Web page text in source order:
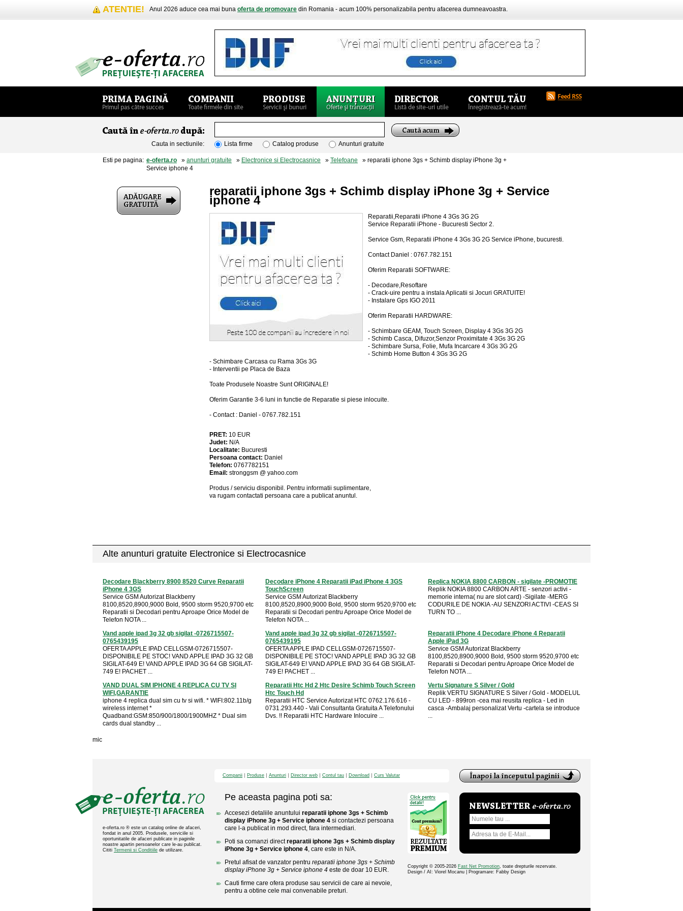
ATENTIE! Anul 2026 aduce cea mai buna oferta de promovare din Romania - acum 100% personalizabila pentru afacerea dumneavoastra.
Cauta in sectiunile: Lista firme Catalog produse Anunturi gratuite
Esti pe pagina: e-oferta.ro » anunturi gratuite » Electronice si Electrocasnice » Telefoane » reparatii iphone 3gs + Schimb display iPhone 3g +
Service iphone 4
reparatii iphone 3gs + Schimb display iPhone 3g + Service
iphone 4
Reparatii,Reparatii iPhone 4 3Gs 3G 2G
Service Reparatii iPhone - Bucuresti Sector 2.
Service Gsm, Reparatii iPhone 4 3Gs 3G 2G Service iPhone, bucuresti.
Contact Daniel : 0767.782.151
Oferim Reparatii SOFTWARE:
- Decodare,Resoftare
- Crack-uire pentru a instala Aplicatii si Jocuri GRATUITE!
- Instalare Gps IGO 2011
Oferim Reparatii HARDWARE:
- Schimbare GEAM, Touch Screen, Display 4 3Gs 3G 2G
- Schimb Casca, Difuzor,Senzor Proximitate 4 3Gs 3G 2G
- Schimbare Sursa, Folie, Mufa Incarcare 4 3Gs 3G 2G
- Schimb Home Button 4 3Gs 3G 2G
- Schimbare Carcasa cu Rama 3Gs 3G
- Interventii pe Placa de Baza
Toate Produsele Noastre Sunt ORIGINALE!
Oferim Garantie 3-6 luni in functie de Reparatie si piese inlocuite.
- Contact : Daniel - 0767.782.151
PRET: 10 EUR
Judet: N/A
Localitate: Bucuresti
Persoana contact: Daniel
Telefon: 0767782151
Email: stronggsm @ yahoo.com
Produs / serviciu disponibil . Pentru informatii suplimentare,
va rugam contactati persoana care a publicat anuntul.
Alte anunturi gratuite Electronice si Electrocasnice
Decodare Blackberry 8900 8520 Curve Reparatii
iPhone 4 3GS
Service GSM Autorizat Blackberry
8100,8520,8900,9000 Bold, 9500 storm 9520,9700 etc
Reparatii si Decodari pentru Aproape Orice Model de
Telefon NOTA ...
Decodare iPhone 4 Reparatii iPad iPhone 4 3GS
TouchScreen
Service GSM Autorizat Blackberry
8100,8520,8900,9000 Bold, 9500 storm 9520,9700 etc
Reparatii si Decodari pentru Aproape Orice Model de
Telefon NOTA ...
Replica NOKIA 8800 CARBON - sigilate -PROMOTIE
Replik NOKIA 8800 CARBON ARTE - senzori activi -
memorie interna( nu are slot card) -Sigilate -MERG
CODURILE DE NOKIA -AU SENZORI ACTIVI -CEAS SI
TURN TO ...
Vand apple ipad 3g 32 gb sigilat -0726715507-
0765439195
OFERTA APPLE IPAD CELLGSM-0726715507-
DISPONIBILE PE STOC! VAND APPLE IPAD 3G 32 GB
SIGILAT-649 E! VAND APPLE IPAD 3G 64 GB SIGILAT-
749 E! PACHET ...
Vand apple ipad 3g 32 gb sigilat -0726715507-
0765439195
OFERTA APPLE IPAD CELLGSM-0726715507-
DISPONIBILE PE STOC! VAND APPLE IPAD 3G 32 GB
SIGILAT-649 E! VAND APPLE IPAD 3G 64 GB SIGILAT-
749 E! PACHET ...
Reparatii iPhone 4 Decodare iPhone 4 Reparatii
Apple iPad 3G
Service GSM Autorizat Blackberry
8100,8520,8900,9000 Bold, 9500 storm 9520,9700 etc
Reparatii si Decodari pentru Aproape Orice Model de
Telefon NOTA ...
VAND DUAL SIM IPHONE 4 REPLICA CU TV SI
WIFI,GARANTIE
iphone 4 replica dual sim cu tv si wifi. * WIFI:802.11b/g
wireless internet *
Quadband:GSM:850/900/1800/1900MHZ * Dual sim
cards dual standby ...
Reparatii Htc Hd 2 Htc Desire Schimb Touch Screen
Htc Touch Hd
Reparatii HTC Service Autorizat HTC 0762.176.616 -
0731.293.440 - Vali Consultanta Gratuita A Telefonului
Dvs. !! Reparatii HTC Hardware Inlocuire ...
Vertu Signature S Silver / Gold
Replik VERTU SIGNATURE S Silver / Gold - MODELUL
CU LED - 899ron -cea mai reusita replica - Led in
casca -Ambalaj personalizat Vertu -cartela se introduce
...
mic
e-oferta.ro ® este un catalog online de afaceri,
fondat in anul 2005. Produsele, serviciile si
oportunitatile de afaceri publicate in paginile
noastre apartin persoanelor care le-au publicat.
Cititi Termenii si Conditiile de utilizare.
Companii Produse Anunturi Director web Contul tau Download Curs Valutar
Pe aceasta pagina poti sa:
Accesezi detaliile anuntului reparatii iphone 3gs + Schimb
display iPhone 3g + Service iphone 4 si contactezi persoana
care l-a publicat in mod direct, fara intermediari.
Poti sa comanzi directreparatii iphone 3gs + Schimb display
iPhone 3g + Service iphone 4, care este in N/A.
Pretul afisat de vanzator pentru reparatii iphone 3gs + Schimb
display iPhone 3g + Service iphone 4 este de doar 10 EUR.
Cauti firme care ofera produse sau servicii de care ai nevoie,
pentru a obtine cele mai convenabile preturi.
Copyright © 2005-2026 Fast Net Promotion, toate drepturile rezervate.
Design / AI: Viorel Mocanu | Programare: Fabby Design